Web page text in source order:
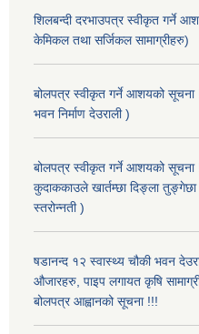
शिलबन्दी दरभाउपत्र स्वीकृत गर्ने
केमिकल तथा सर्जिकल सामाग्रीहरु)
बोलपत्र स्वीकृत गर्ने आशयको सूचना
भवन निर्माण देउराली )
बोलपत्र स्वीकृत गर्ने आशयको सूचना
कुदाककाउले खार्तम्छा दिङ्ला
स्तरोन्नती )
षडानन्द १२ स्वास्थ्य चौकी भवन
औजारहरु, पाइप लगायत कृषि
बोलपत्र आह्वानको सूचना !!!